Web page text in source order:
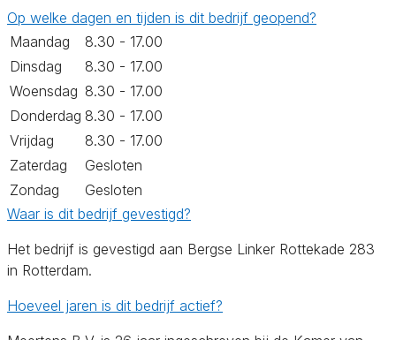
Op welke dagen en tijden is dit bedrijf geopend?
Maandag
8.30 - 17.00
Dinsdag
8.30 - 17.00
Woensdag 8.30 - 17.00
Donderdag 8.30 - 17.00
Vrijdag
8.30 - 17.00
Zaterdag
Gesloten
Zondag
Gesloten
Waar is dit bedrijf gevestigd?
Het bedrijf is gevestigd aan Bergse Linker Rottekade 283
in Rotterdam.
Hoeveel jaren is dit bedrijf actief?